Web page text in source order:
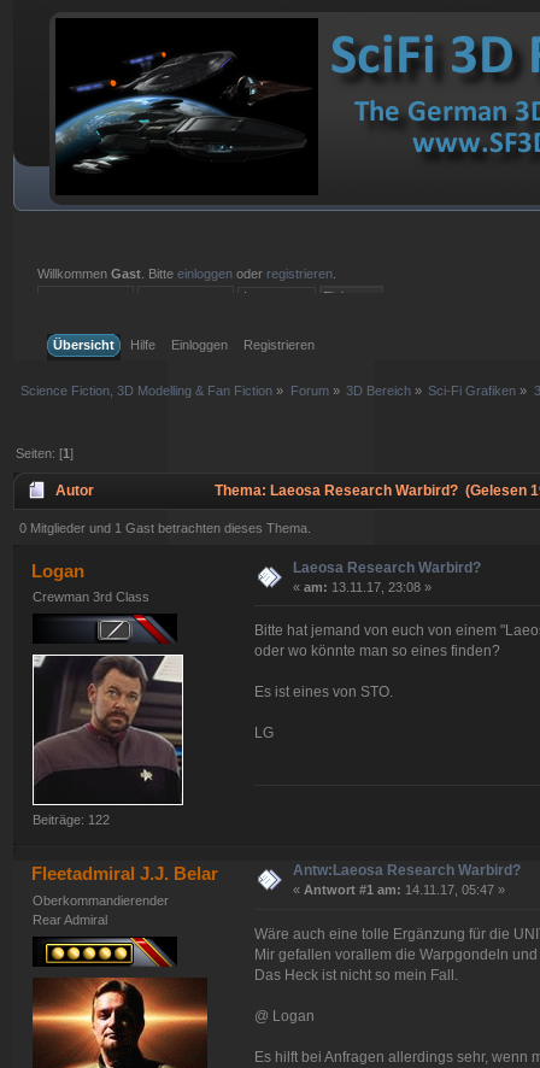
WillkommenGast . Bitteeinloggen oder registrieren
Übersicht
Hilfe Einloggen Registrieren
Science Fiction, 3D Modelling & Fan Fiction » Forum» 3D Bereich » Sci-Fi Grafiken »
Seiten: [1]
Autor Thema: Laeosa Research Warbird? (Gelesen
0 Mitglieder und 1 Gast betrachten dieses Thema.
Logan
Crewman 3rd Class
Beiträge: 122
Laeosa Research Warbird?
«am: 13.11.17, 23:08 »
Bitte hat jemand von euch von einem
oder wo könnte man so eines finden?
Es ist eines von STO.
LG
Fleetadmiral J.J. Belar
Oberkommandierender
Rear Admiral
Antw:Laeosa Research Warbird?
« Antwort #1 am: 14.11.17, 05:47 »
Wäre auch eine tolle Ergänzung für die
Mir gefallen vorallem die Warpgondeln
Das Heck ist nicht so mein Fall.
@ Logan
Es hilft bei Anfragen allerdings sehr, wenn